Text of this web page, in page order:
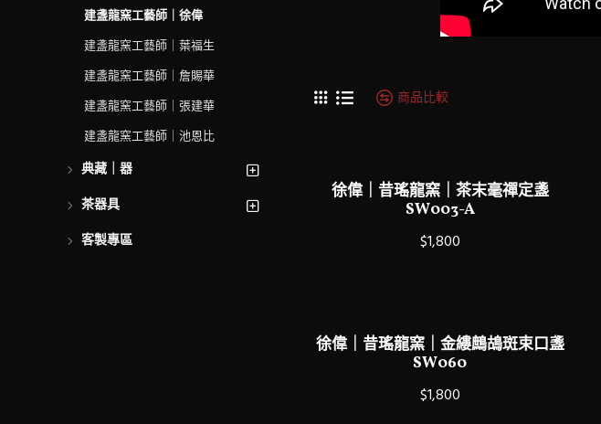
建盞龍窯工藝師｜徐偉
建盞龍窯工藝師｜葉福生
建盞龍窯工藝師｜詹賜華
建盞龍窯工藝師｜張建華
建盞龍窯工藝師｜池恩比
典藏｜器
茶器具
客製專區
商品比較
徐偉｜昔瑤龍窯｜茶末毫禪定盞
SW003-A
$1,800
徐偉｜昔瑤龍窯｜金縷鷓鴣斑束口盞
SW060
$1,800